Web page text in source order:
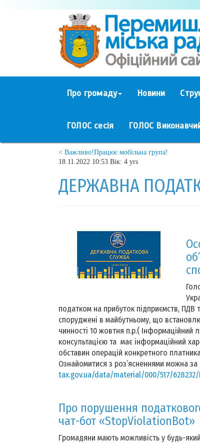
Про громаду Новини
ГОЛОС сесія ГОЛОС
< Важливо!Працює мобільна група!
18.11.2022 10:53 Вік: 4 yrs
ДЕРЖАВНА
податком на прибуток підприємств, ПДВ
споруджені в майбутньому, що
чинності 10 жовтня п.р.(
консультацією та має інформаційний
обставин операцій конкретного
Ознайомитися з роз’ясненнями можна
tax.gov.ua/data/material/000/517/
Про порушення
чат-бот «StopViolationBot»
Громадяни мають можливість у будь-